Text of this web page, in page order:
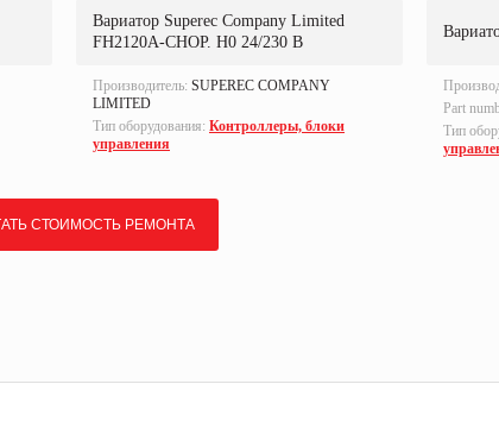
Вариатор Superec Company Limited
FH2120A-CHOP. H0 24/230 B
Производитель: SUPEREC COMPANY
LIMITED
Тип оборудования: Контроллеры, блоки
управления
Part
Тип
СТОИМОСТЬ РЕМОНТА